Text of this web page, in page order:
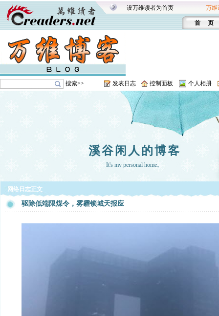
设万维读者为首页 万维
首 页
搜索>> 发表日志 控制面板 个人相册
溪谷闲人的博客
It's my personal home。
网络日志正文
驱除低端限煤令，雾霾锁城天报应